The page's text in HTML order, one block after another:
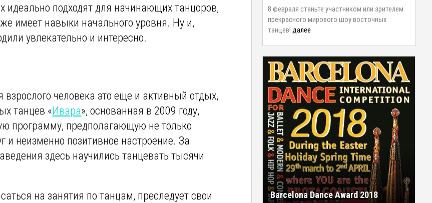
подходят для начинающих танцоров,
имеет навыки начального уровня. Ну и,
увлекательно и интересно.
человека это еще и активный отдых,
танцев «Ивара», основанная в 2009 году,
программу, предполагающую не только
и неизменно позитивное настроение. За
здесь научились танцевать тысячи
на занятия по танцам, преследует свои
8 февраля станьте участником или зрителем
прекрасного мирового шоу восточных
танцев! далее
Barcelona Dance Award 2018